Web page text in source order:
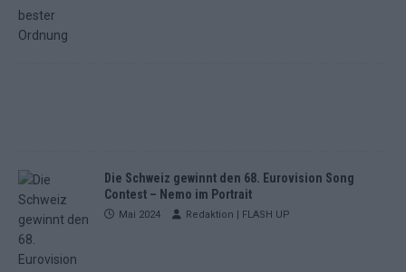
Die Schweiz gewinnt den 68. Eurovision Song
Contest – Nemo im Portrait
Mai 2024 Redaktion | FLASH UP